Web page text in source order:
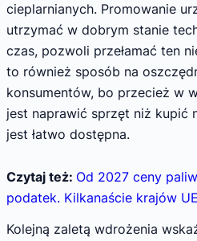
cieplarnianych. Promowanie
utrzymać w dobrym stanie
czas, pozwoli przełamać ten
to również sposób na
konsumentów, bo przecież w
jest naprawić sprzęt niż kupić
jest łatwo dostępna.
Czytaj też: Od 2027 ceny
podatek. Kilkanaście krajów
Kolejną zaletą wdrożenia